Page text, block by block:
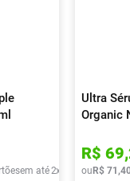
em até2x de R$ 43,45
Ultra
Organic
R$ 69,
ou R$ 71 ,